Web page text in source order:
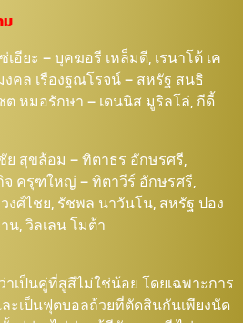
ม
อียะ – บุคฆอรี เหล็มดี, เรนาโต้ เค
คล เรืองฐณโรจน์ – สหรัฐ สนธิ
หมอรักษา – เดนนิส มูริลโล่, กีดี้
สุขล้อม – ทิตาธร อักษรศรี,
ครุฑใหญ่ – ทิตาวีร์ อักษรศรี,
ศ์ไชย, รัชพล นาวันโน, สหรัฐ ปอง
, วิลเลน โมต้า
เป็นคู่ที่สูสีไม่ใช่น้อย โดยเฉพาะการ
ะเป็นฟุตบอลถ้วยที่ตัดสินกันเพียงนัด